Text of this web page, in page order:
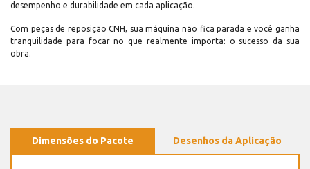
desempenho e durabilidade em cada aplicação.
Com peças de reposição CNH, sua máquina não fica parada e você ganha
tranquilidade para focar no que realmente importa: o sucesso da sua
obra.
Dimensões do Pacote Desenhos da Aplicação